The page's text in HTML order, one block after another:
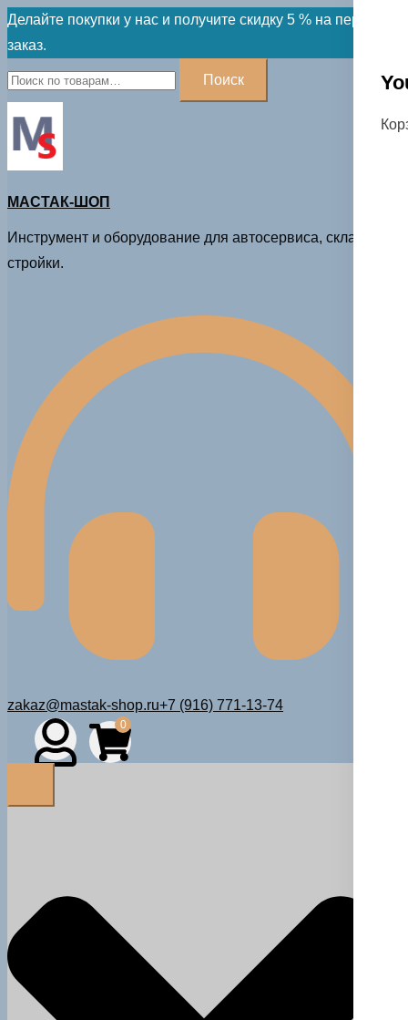
Skip
to
content
Делайте покупки у нас и получите скидку 5 % на первый
заказ.
Искать:
Поиск
МАСТАК-ШОП
Инструмент и оборудование для автосервиса, склада и
стройки.
zakaz@mastak-shop.ru+7 (916) 771-13-74
0